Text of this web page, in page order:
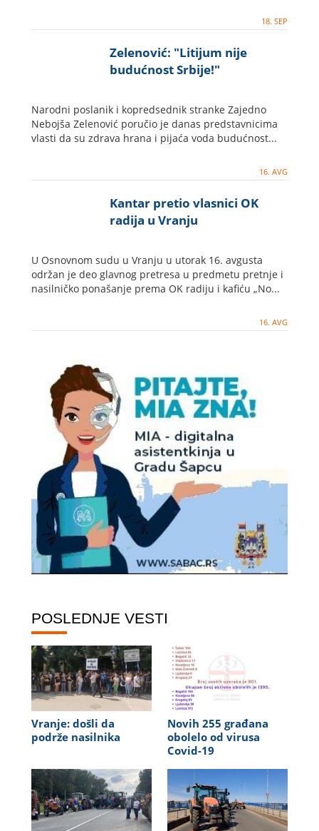
18. SEP
Zelenović: "Litijum nije
budućnost Srbije!"
Narodni poslanik i kopredsednik stranke Zajedno
Nebojša Zelenović poručio je danas predstavnicima
vlasti da su zdrava hrana i pijaća voda budućnost...
16. AVG
Kantar pretio vlasnici OK
radija u Vranju
U Osnovnom sudu u Vranju u utorak 16. avgusta
održan je deo glavnog pretresa u predmetu pretnje i
nasilničko ponašanje prema OK radiju i kafiću „No...
16. AVG
POSLEDNJE VESTI
Vranje: došli da
podrže nasilnika
Novih 255 građana
obolelo od virusa
Covid-19